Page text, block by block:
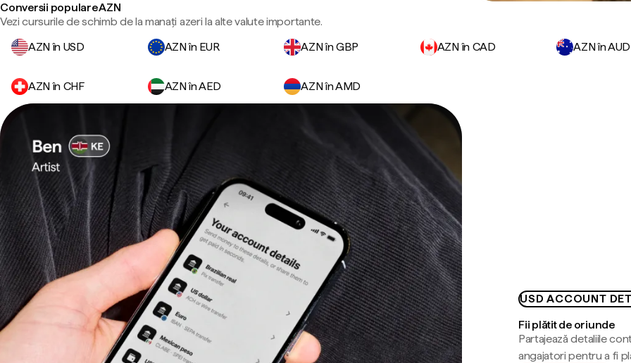
Conversii populare AZN
Vezi cursurile de schimb de la manați azeri la alte valute importante.
AZN în USD
AZN în EUR AZN în GBP AZN în CAD AZN în AUD
AZN în CHF AZN în AED AZN în AMD
USD ACCOUNT
Fii plătit de oriunde
Partajează detaliile
angajatori pentru a fi